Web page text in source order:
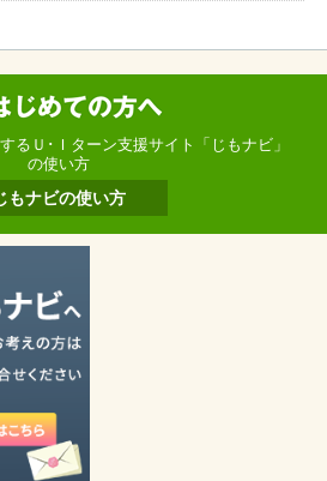
るＵ･Ｉターン支援サイト「じもナビ」
の使い方
もナビの使い方